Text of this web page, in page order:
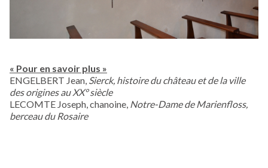
« Pour en savoir plus »
ENGELBERT Jean, Sierck, histoire du château et de la ville
des origines au XX° siècle
LECOMTE Joseph, chanoine, Notre-Dame de Marienfloss,
berceau du Rosaire